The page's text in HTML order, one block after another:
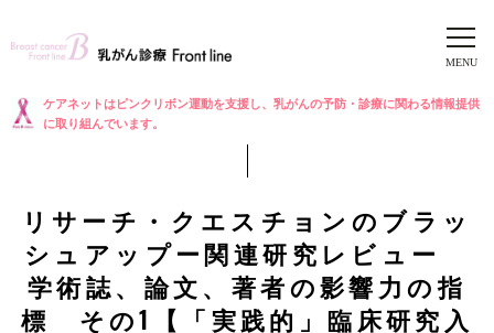
ケアネットはピンクリボン運動を支援し、乳がんの予防・診療に関わる情報提供
に取り組んでいます。
リサーチ・クエスチョンのブラッ
シュアップー関連研究レビュー
学術誌、論文、著者の影響力の指
標 その1【「実践的」臨床研究入